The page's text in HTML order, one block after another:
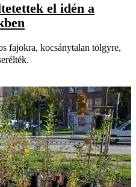
el idén a
fajokra, kocsánytalan tölgyre,